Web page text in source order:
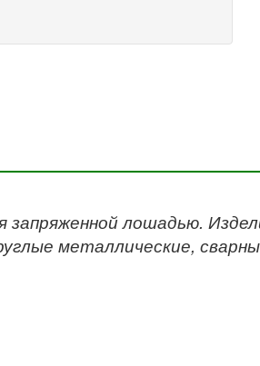
запряженной лошадью.
металлические,